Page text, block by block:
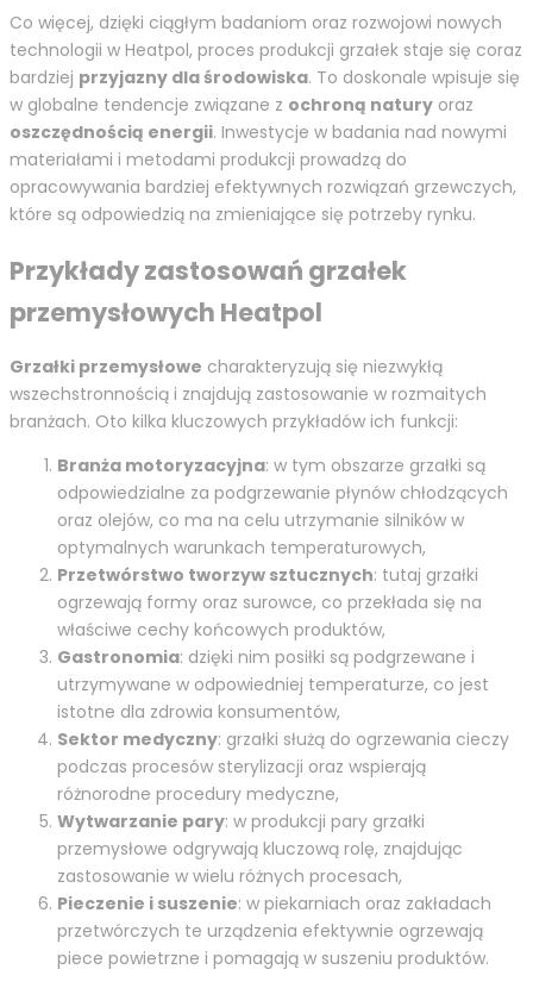
Co więcej, dzięki ciągłym badaniom oraz rozwojowi nowych
technologii w Heatpol, proces produkcji grzałek staje się coraz
bardziej przyjazny dla środowiska. To doskonale wpisuje się
w globalne tendencje związane z ochroną natury oraz
oszczędnością energii. Inwestycje w badania nad nowymi
materiałami i metodami produkcji prowadzą do
opracowywania bardziej efektywnych rozwiązań grzewczych,
które są odpowiedzią na zmieniające się potrzeby rynku.
Przykłady zastosowań grzałek
przemysłowych Heatpol
Grzałki przemysłowe charakteryzują się niezwykłą
wszechstronnością i znajdują zastosowanie w rozmaitych
branżach. Oto kilka kluczowych przykładów ich funkcji:
Branża motoryzacyjna: w tym obszarze grzałki są
odpowiedzialne za podgrzewanie płynów chłodzących
oraz olejów, co ma na celu utrzymanie silników w
optymalnych warunkach temperaturowych,
Przetwórstwo tworzyw sztucznych: tutaj grzałki
ogrzewają formy oraz surowce, co przekłada się na
właściwe cechy końcowych produktów,
Gastronomia: dzięki nim posiłki są podgrzewane i
utrzymywane w odpowiedniej temperaturze, co jest
istotne dla zdrowia konsumentów,
Sektor medyczny: grzałki służą do ogrzewania cieczy
podczas procesów sterylizacji oraz wspierają
różnorodne procedury medyczne,
Wytwarzanie pary: w produkcji pary grzałki
przemysłowe odgrywają kluczową rolę, znajdując
zastosowanie w wielu różnych procesach,
Pieczenie i suszenie: w piekarniach oraz zakładach
przetwórczych te urządzenia efektywnie ogrzewają
piece powietrzne i pomagają w suszeniu produktów.